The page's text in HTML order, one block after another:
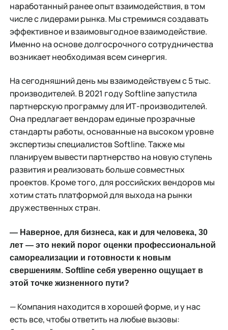
наработанный ранее опыт взаимодействия, в том
числе с лидерами рынка. Мы стремимся создавать
эффективное и взаимовыгодное взаимодействие.
Именно на основе долгосрочного сотрудничества
возникает необходимая всем синергия.
На сегодняшний день мы взаимодействуем с 5 тыс.
производителей. В 2021 году Softline запустила
партнерскую программу для ИТ-производителей.
Она предлагает вендорам единые прозрачные
стандарты работы, основанные на высоком уровне
экспертизы специалистов Softline. Также мы
планируем вывести партнерство на новую ступень
развития и реализовать больше совместных
проектов. Кроме того, для российских вендоров мы
хотим стать платформой для выхода на рынки
дружественных стран.
— Наверное, для бизнеса, как и для человека, 30
лет — это некий порог оценки профессиональной
самореализации и готовности к новым
свершениям. Softline себя уверенно ощущает в
этой точке жизненного пути?
— Компания находится в хорошей форме, и у нас
есть все, чтобы ответить на любые вызовы: